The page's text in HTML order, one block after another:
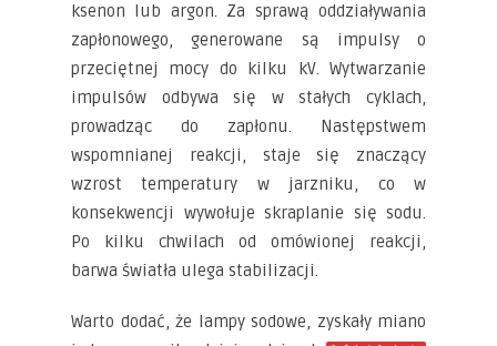
ksenon lub argon. Za sprawą oddziaływania
zapłonowego, generowane są impulsy o
przeciętnej mocy do kilku kV. Wytwarzanie
impulsów odbywa się w stałych cyklach,
prowadząc do zapłonu. Następstwem
wspomnianej reakcji, staje się znaczący
wzrost temperatury w jarzniku, co w
konsekwencji wywołuje skraplanie się sodu.
Po kilku chwilach od omówionej reakcji,
barwa światła ulega stabilizacji.
Warto dodać, że lampy sodowe, zyskały miano